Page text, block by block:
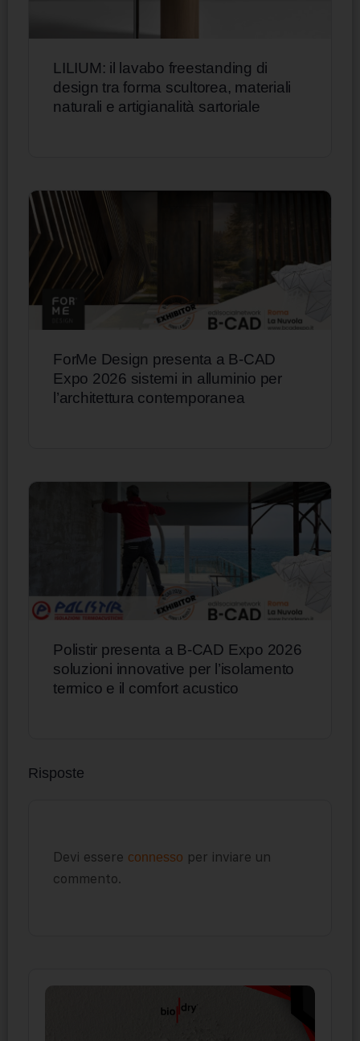
LILIUM: il lavabo freestanding di
design tra forma scultorea, materiali
naturali e artigianalità sartoriale
ForMe Design presenta a B-CAD
Expo 2026 sistemi in alluminio per
l’architettura contemporanea
Polistir presenta a B-CAD Expo 2026
soluzioni innovative per l’isolamento
termico e il comfort acustico
Risposte
Devi essere connesso per inviare un
commento.